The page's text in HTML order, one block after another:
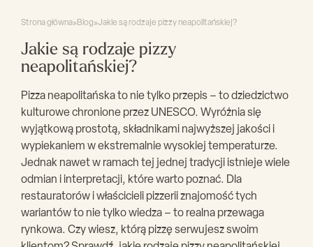
Strona główna»Blog»Jakie są rodzaje pizzy neapolitańskiej?
Jakie są rodzaje pizzy
neapolitańskiej?
Pizza neapolitańska to nie tylko przepis – to dziedzictwo
kulturowe chronione przez UNESCO. Wyróżnia się
wyjątkową prostotą, składnikami najwyższej jakości i
wypiekaniem w ekstremalnie wysokiej temperaturze.
Jednak nawet w ramach tej jednej tradycji istnieje wiele
odmian i interpretacji, które warto poznać. Dla
restauratorów i właścicieli pizzerii znajomość tych
wariantów to nie tylko wiedza – to realna przewaga
rynkowa. Czy wiesz, którą pizzę serwujesz swoim